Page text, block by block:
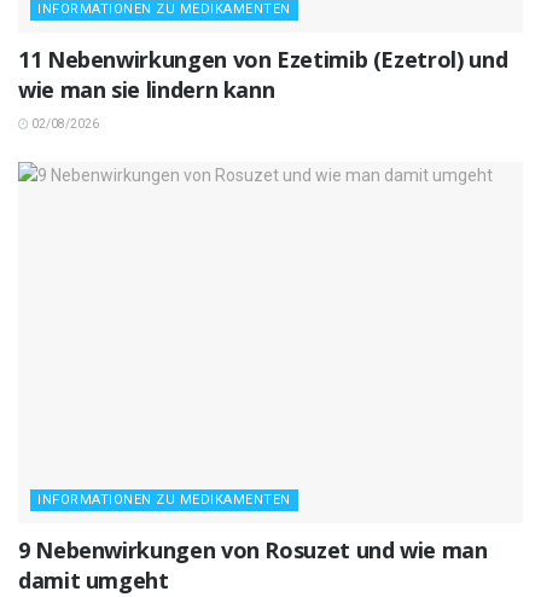
INFORMATIONEN ZU MEDIKAMENTEN
11 Nebenwirkungen von Ezetimib (Ezetrol) und
wie man sie lindern kann
02/08/2026
INFORMATIONEN ZU MEDIKAMENTEN
9 Nebenwirkungen von Rosuzet und wie man
damit umgeht